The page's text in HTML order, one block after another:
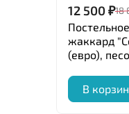
12 500₽18
жаккард
(евро),
В